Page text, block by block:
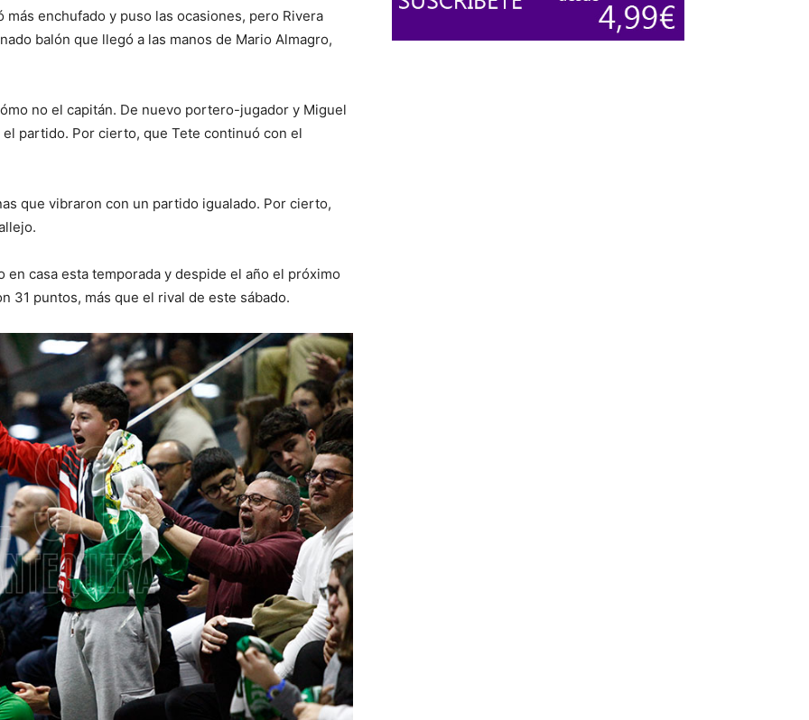
enchufado y puso las ocasiones, pero Rivera
balón que llegó a las manos de Mario Almagro,
no el capitán. De nuevo portero-jugador y Miguel
partido. Por cierto, que Tete continuó con el
que vibraron con un partido igualado. Por cierto,
casa esta temporada y despide el año el próximo
31 puntos, más que el rival de este sábado.